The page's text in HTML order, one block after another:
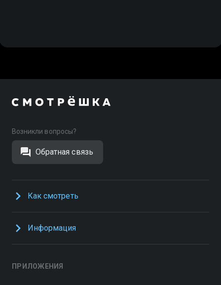
Возникли вопросы?
Обратная связь
Как смотреть
Информация
ПРИЛОЖЕНИЯ